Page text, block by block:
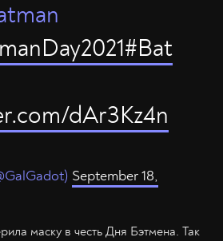
#Bat
dAr3Kz4n
September 18,
маску в честь Дня Бэтмена. Так